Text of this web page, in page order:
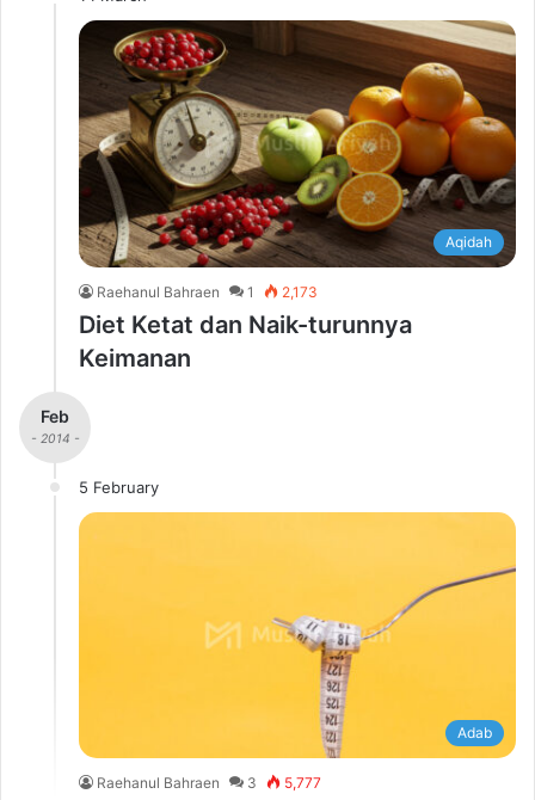
Aqidah
Raehanul Bahraen 1 2,173
Diet Ketat dan Naik-turunnya
Keimanan
Feb
- 2014 -
5 February
Adab
Raehanul Bahraen 3 5,777